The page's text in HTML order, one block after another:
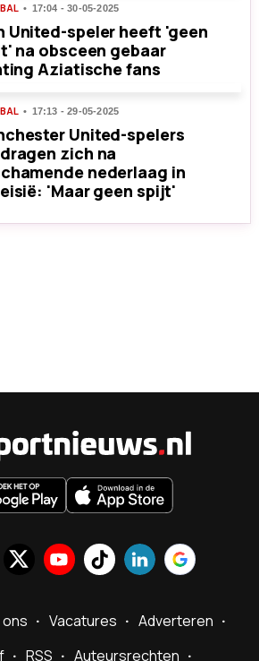
17:04 - 30-05-2025
United-speler heeft 'geen
na obsceen gebaar
Aziatische fans
17:13 - 29-05-2025
United-spelers
zich na
nederlaag in
'Maar geen spijt'
Vacatures
Adverteren
RSS
Auteursrechten